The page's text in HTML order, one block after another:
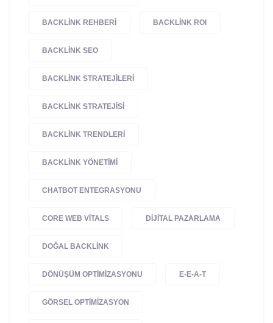
BACKLINK REHBERI BACKLINK ROI
BACKLINK SEO
BACKLINK STRATEJILERI
BACKLINK STRATEJISI
BACKLINK TRENDLERI
BACKLINK YÖNETIMI
CHATBOT ENTEGRASYONU
CORE WEB VITALS DIJITAL PAZARLAMA
DOĞAL BACKLINK
DÖNÜŞÜM OPTIMIZASYONU E-E-A-T
GÖRSEL OPTIMIZASYON